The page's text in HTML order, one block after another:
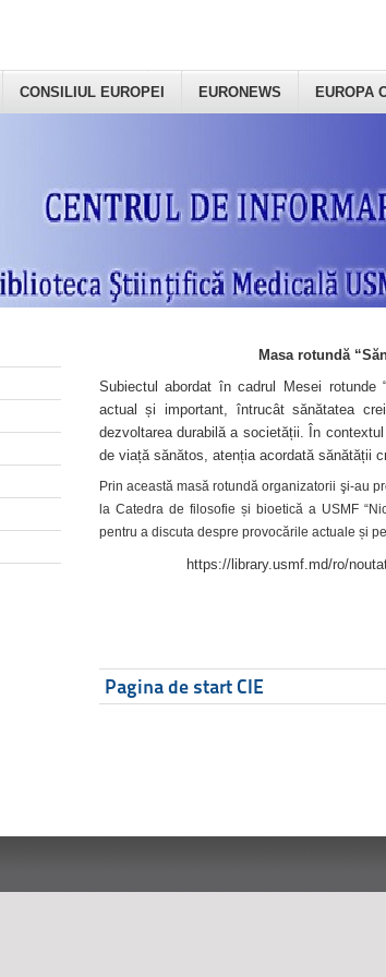
CONSILIUL EUROPEI EURONEWS EUROPA
Masa rotundă
Subiectul abordat în cadrul Mesei rotunde
actual și important, întrucât sănătatea
dezvoltarea durabilă a societății. În
de viață sănătos, atenția acordată sănătății
Prin această masă rotundă organizatorii şi-au
la Catedra de filosofie și bioetică a USMF
pentru a discuta despre provocările actuale și
https://library.usmf.md/ro/
Pagina de start CIE